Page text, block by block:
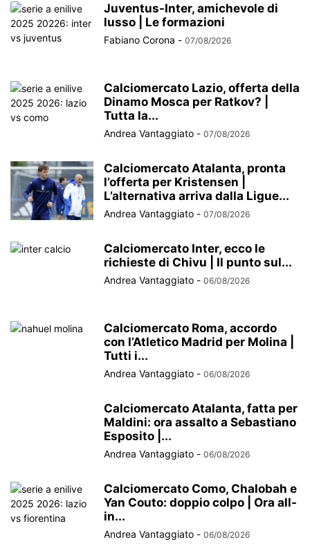
Juventus-Inter, amichevole di
lusso | Le formazioni
Fabiano Corona - 07/08/2026
Calciomercato Lazio, offerta della
Dinamo Mosca per Ratkov? |
Tutta la...
Andrea Vantaggiato - 07/08/2026
Calciomercato Atalanta, pronta
l’offerta per Kristensen |
L’alternativa arriva dalla Ligue...
Andrea Vantaggiato - 07/08/2026
Calciomercato Inter, ecco le
richieste di Chivu | Il punto sul...
Andrea Vantaggiato - 06/08/2026
Calciomercato Roma, accordo
con l’Atletico Madrid per Molina |
Tutti i...
Andrea Vantaggiato - 06/08/2026
Calciomercato Atalanta, fatta per
Maldini: ora assalto a Sebastiano
Esposito |...
Andrea Vantaggiato - 06/08/2026
Calciomercato Como, Chalobah e
Yan Couto: doppio colpo | Ora all-
in...
Andrea Vantaggiato - 06/08/2026